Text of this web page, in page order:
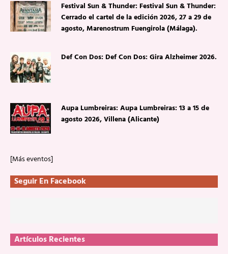
Festival Sun & Thunder: Festival Sun & Thunder:
Cerrado el cartel de la edición 2026, 27 a 29 de
agosto, Marenostrum Fuengirola (Málaga).
Def Con Dos: Def Con Dos: Gira Alzheimer 2026.
Aupa Lumbreiras: Aupa Lumbreiras: 13 a 15 de
agosto 2026, Villena (Alicante)
[Más eventos]
Seguir En Facebook
Artículos Recientes